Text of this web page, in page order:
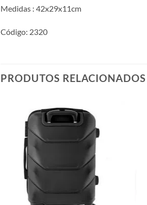
Medidas : 42x29x11cm
Código: 2320
PRODUTOS RELACIONADOS